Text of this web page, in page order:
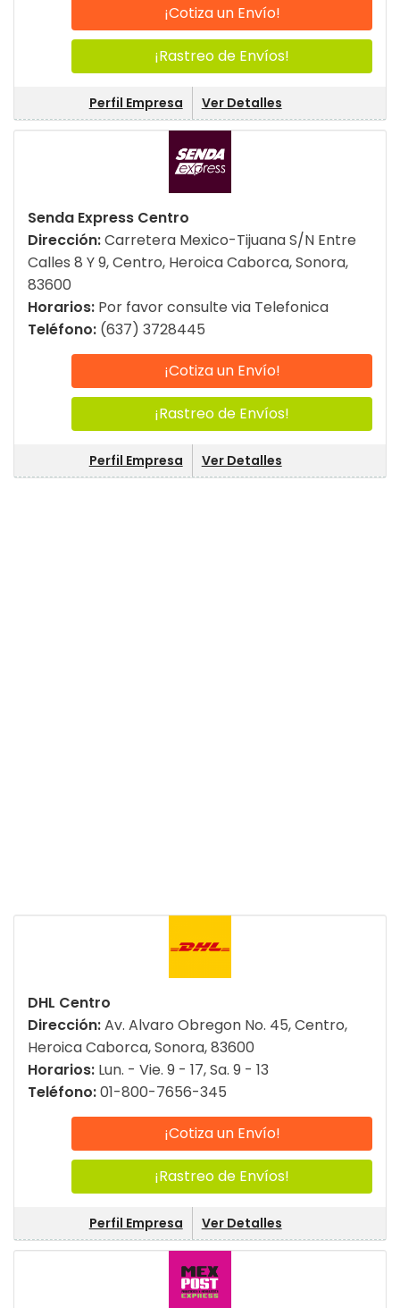
¡Cotiza un Envío!
¡Rastreo de Envíos!
Perfil Empresa Ver Detalles
Senda Express Centro
Dirección:Carretera Mexico-Tijuana S/N Entre
Calles 8 Y 9, Centro, Heroica Caborca, Sonora,
83600
Horarios: Por favor consulte via Telefonica
Teléfono: (637) 3728445
¡Cotiza un Envío!
¡Rastreo de Envíos!
Perfil Empresa Ver Detalles
DHL Centro
Dirección:Av. Alvaro Obregon No. 45, Centro,
Heroica Caborca, Sonora, 83600
Horarios: Lun. - Vie. 9 - 17, Sa. 9 - 13
Teléfono:01-800-7656-345
¡Cotiza un Envío!
¡Rastreo de Envíos!
Perfil Empresa Ver Detalles